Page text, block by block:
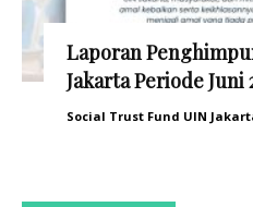
Laporan
Jakarta Periode Juni
Social Trust Fund UIN